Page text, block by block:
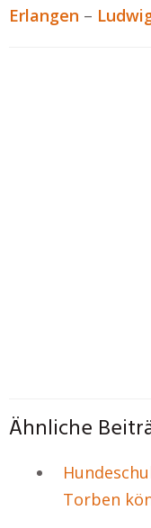
Erlangen –
Ähnliche
Torben